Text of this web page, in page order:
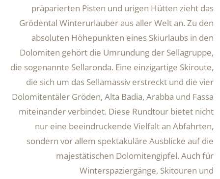
präparierten Pisten und urigen Hütten zieht das
Grödental Winterurlauber aus aller Welt an. Zu den
absoluten Höhepunkten eines Skiurlaubs in den
Dolomiten gehört die Umrundung der Sellagruppe,
die sogenannte Sellaronda. Eine einzigartige Skiroute,
die sich um das Sellamassiv erstreckt und die vier
Dolomitentäler Gröden, Alta Badia, Arabba und Fassa
miteinander verbindet. Diese Rundtour bietet nicht
nur eine beeindruckende Vielfalt an Abfahrten,
sondern vor allem spektakuläre Ausblicke auf die
majestätischen Dolomitengipfel. Auch für
Winterspaziergänge, Skitouren und